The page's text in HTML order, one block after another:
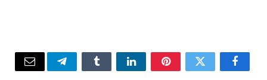
Facebook
Twitter
Pinterest
LinkedIn
Tumblr
Telegram
Email